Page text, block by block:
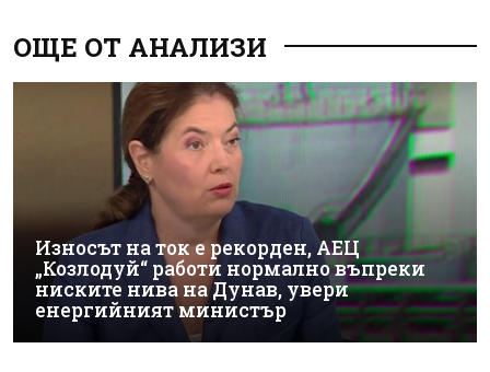
ОЩЕ ОТ АНАЛИЗИ
Износът на ток е рекорден, АЕЦ
„Козлодуй“ работи нормално въпреки
ниските нива на Дунав, увери
енергийният министър